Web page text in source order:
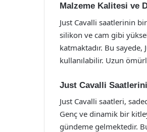
Malzeme Kalitesi ve
Just Cavalli saatlerinin
silikon ve cam gibi
katmaktadır. Bu
kullanılabilir. Uzun
Just Cavalli
Just Cavalli saatleri,
Genç ve dinamik bir
gündeme gelmektedir.